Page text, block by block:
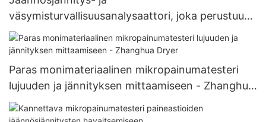
väsymisturvallisuusanalysaattori, joka perustuu
mikropainumiin
Paras monimateriaalinen mikropainumatesteri
lujuuden ja jännityksen mittaamiseen - Zhanghua
Dryer